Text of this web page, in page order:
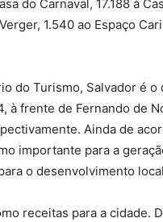
do Carnaval, 17.188 à
1.540 ao Espaço
do Turismo, Salvador é
à frente de Fernando de
Ainda de
importante para a
o desenvolvimento
receitas para a cidade.